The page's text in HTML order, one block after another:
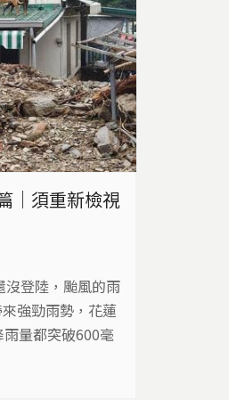
｜須重新檢視
沒登陸，颱風的雨
強勁雨勢，花蓮
量都突破600毫
土石流，卓溪鄉
流。